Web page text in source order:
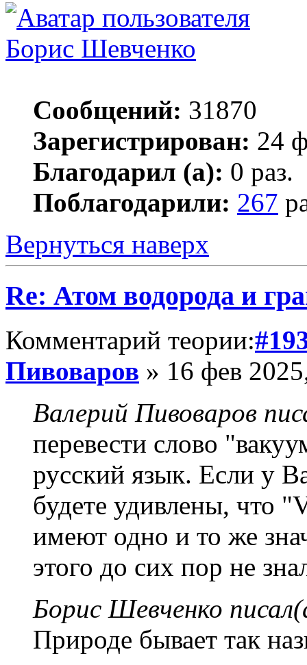
Борис Шевченко
Сообщений: 31870
Зарегистрирован: 24
Благодарил (а): 0 раз.
Поблагодарили: 267
Вернуться наверх
Re: Атом водорода и
Комментарий теории:
Пивоваров » 16 фев
Валерий Пивоваров
перевести слово
русский язык. Если у
будете удивлены,
имеют одно и то же
этого до сих пор не
Борис Шевченко
Природе бывает так